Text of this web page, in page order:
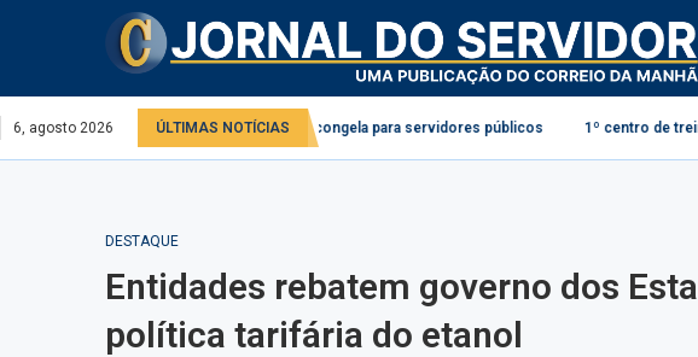
6, agosto 2026 ÚLTIMAS NOTÍCIAS
aplicação da Lei do Descongela para servidores públicos 1º centro de treinamento em
DESTAQUE
Entidades rebatem governo dos
política tarifária do etanol